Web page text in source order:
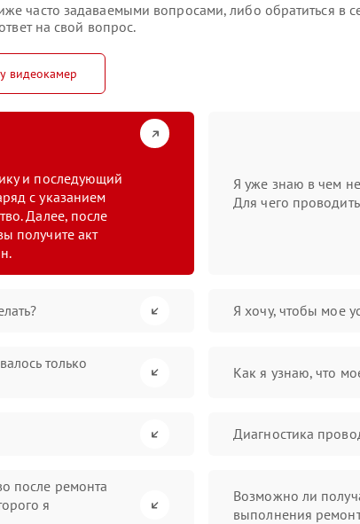
часто задаваемыми вопросами, либо обратиться в
на свой вопрос.
видеокамер
и последующий
с указанием
Далее, после
получите акт
Я уже знаю в чем
Для чего
Я хочу, чтобы мое
только
Как я узнаю, что
Диагностика
после ремонта
я
Возможно ли
выполнения